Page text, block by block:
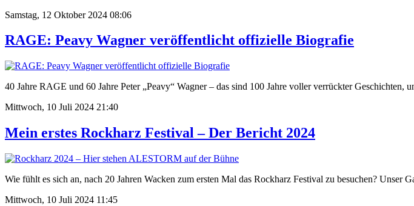
Samstag, 12 Oktober 2024 08:06
RAGE: Peavy Wagner veröffentlicht offizielle Biografie
40 Jahre RAGE und 60 Jahre Peter „Peavy“ Wagner – das sind 100 Jahre voller verrückter Geschichten,
Mittwoch, 10 Juli 2024 21:40
Mein erstes Rockharz Festival – Der Bericht 2024
Wie fühlt es sich an, nach 20 Jahren Wacken zum ersten Mal das Rockharz Festival zu besuchen? Unser
Mittwoch, 10 Juli 2024 11:45